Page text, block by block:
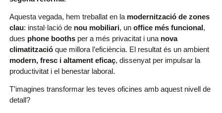
Aquesta vegada, hem treballat en la modernització de zones
clau: instal·lació de nou mobiliari, un office més funcional,
dues phone boothsper a més privacitat i una nova
climatitzacióque millora l’eficiència. El resultat és un ambient
modern, fresc i altament eficaç, dissenyat per impulsar la
productivitat i el benestar laboral.
T’imagines transformar les teves oficines amb aquest nivell de
detall?